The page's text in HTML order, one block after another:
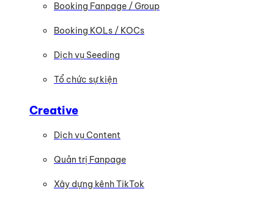
Booking Fanpage / Group
Booking KOLs / KOCs
Dịch vụ Seeding
Tổ chức sự kiện
Creative
Dịch vụ Content
Quản trị Fanpage
Xây dựng kênh TikTok